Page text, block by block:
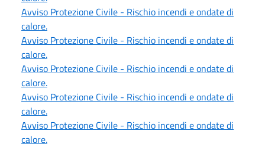
Avviso Protezione Civile - Rischio incendi e ondate di
calore.
Avviso Protezione Civile - Rischio incendi e ondate di
calore.
Avviso Protezione Civile - Rischio incendi e ondate di
calore.
Avviso Protezione Civile - Rischio incendi e ondate di
calore.
Avviso Protezione Civile - Rischio incendi e ondate di
calore.